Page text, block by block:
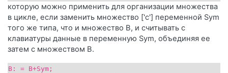
которую можно применить для организации множества
в цикле, если заменить множество ['c'] переменной Sym
того же типа, что и множество B, и считывать с
клавиатуры данные в переменную Sym, объединяя ее
затем с множеством В.
B: = B+Sym;